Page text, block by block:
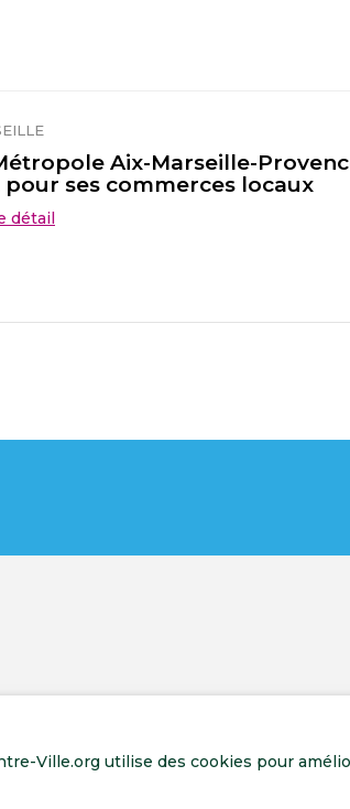
Aix-Marseille-
ses commerces locaux
détail
Ville.org utilise des cookies pour